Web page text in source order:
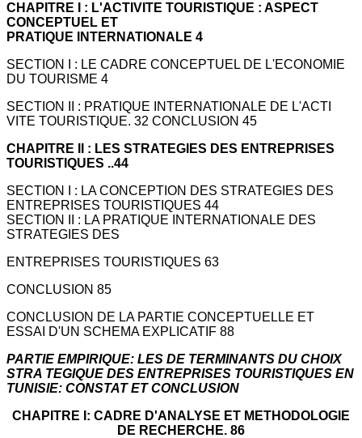
CHAPITRE I : L'ACTIVITE TOURISTIQUE : ASPECT
CONCEPTUEL ET
PRATIQUE INTERNATIONALE 4
SECTION I : LE CADRE CONCEPTUEL DE L'ECONOMIE
DU TOURISME 4
SECTION II : PRATIQUE INTERNATIONALE DE L'ACTI
VITE TOURISTIQUE. 32 CONCLUSION 45
CHAPITRE II : LES STRATEGIES DES ENTREPRISES
TOURISTIQUES ..44
SECTION I : LA CONCEPTION DES STRATEGIES DES
ENTREPRISES TOURISTIQUES 44
SECTION II : LA PRATIQUE INTERNATIONALE DES
STRATEGIES DES
ENTREPRISES TOURISTIQUES 63
CONCLUSION 85
CONCLUSION DE LA PARTIE CONCEPTUELLE ET
ESSAI D'UN SCHEMA EXPLICATIF 88
PARTIE EMPIRIQUE: LES DE TERMINANTS DU CHOIX
STRA TEGIQUE DES ENTREPRISES TOURISTIQUES EN
TUNISIE: CONSTAT ET CONCLUSION
CHAPITRE I: CADRE D'ANALYSE ET METHODOLOGIE
DE RECHERCHE. 86